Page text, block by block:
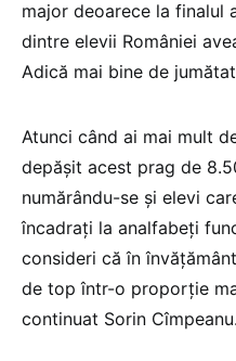
major deoarece la finalul
dintre elevii României
Adică mai bine de
Atunci când ai mai mult
depăşit acest prag de
numărându-se şi elevi
încadraţi la analfabeţi
consideri că în
de top într-o proporţie
continuat Sorin Cîmpeanu.